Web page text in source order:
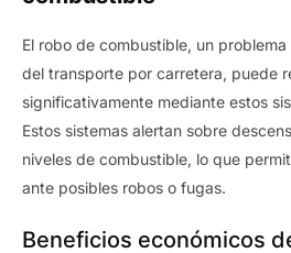
El robo de combustible, un
del transporte por carretera, puede
significativamente mediante estos
Estos sistemas alertan sobre
niveles de combustible, lo que
ante posibles robos o fugas.
Beneficios económicos